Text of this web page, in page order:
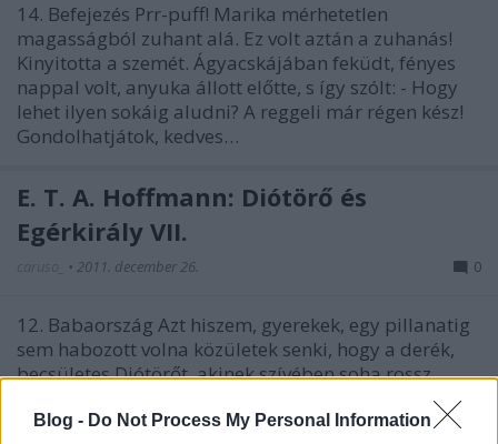
Blog - Do Not Process My Personal Information
14. Befejezés Prr-puff! Marika mérhetetlen
magasságból zuhant alá. Ez volt aztán a zuhanás!
Kinyitotta a szemét. Ágyacskájában feküdt, fényes
nappal volt, anyuka állott előtte, s így szólt: - Hogy
lehet ilyen sokáig aludni? A reggeli már régen kész!
Gondolhatjátok, kedves…
E. T. A. Hoffmann: Diótörő és
Egérkirály VII.
caruso_ • 2011. december 26. 0
12. Babaország Azt hiszem, gyerekek, egy pillanatig
sem habozott volna közületek senki, hogy a derék,
becsületes Diótörőt, akinek szívében soha rossz
szándék nem volt, kövesse. Annál kevésbé habozott
Marika, aki jól tudta, mennyire számíthat Diótörő